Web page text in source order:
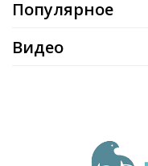
Популярное
Видео